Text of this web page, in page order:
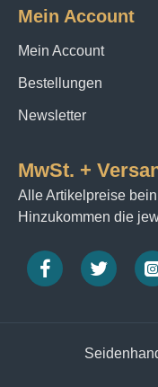
Mein Account
Mein Account
Bestellungen
Newsletter
MwSt. +
Alle Artikelpreise
Hinzukommen die